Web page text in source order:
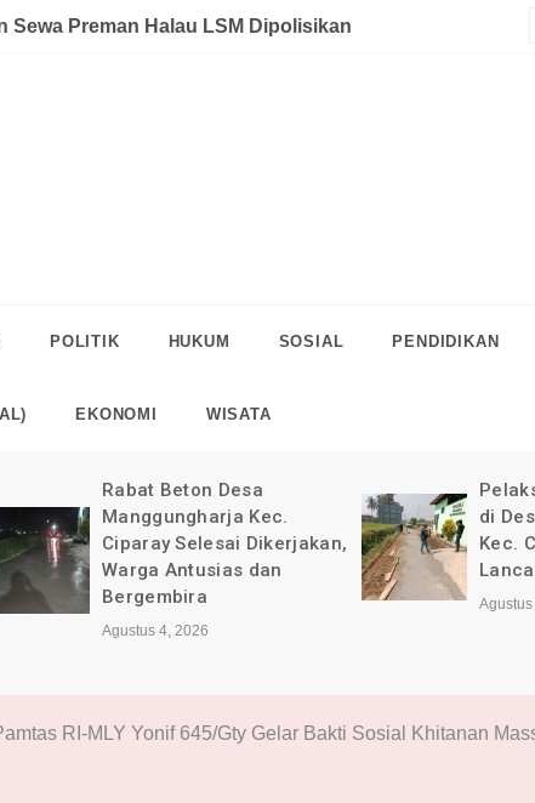
Kecelakaan
Sewa Preman Halau LSM Dipolisikan
POLITIK HUKUM SOSIAL PENDIDIKAN
EKONOMI WISATA
Rabat Beton Desa
Manggungharja Kec.
Ciparay Selesai Dikerjakan,
Warga Antusias dan
Bergembira
Agustus 4, 2026
di
Kec.
RI-MLY Yonif 645/Gty Gelar Bakti Sosial Khitanan